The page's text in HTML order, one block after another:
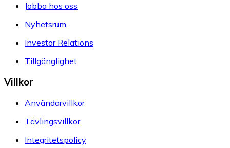
Jobba hos oss
Nyhetsrum
Investor Relations
Tillgänglighet
Villkor
Användarvillkor
Tävlingsvillkor
Integritetspolicy